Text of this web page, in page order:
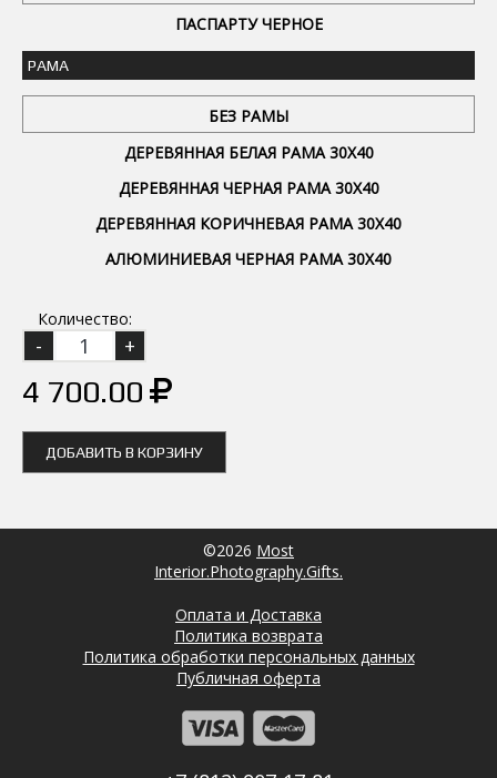
ПАСПАРТУ ЧЕРНОЕ
РАМА
БЕЗ РАМЫ
ДЕРЕВЯННАЯ БЕЛАЯ РАМА 30Х40
ДЕРЕВЯННАЯ ЧЕРНАЯ РАМА 30Х40
ДЕРЕВЯННАЯ КОРИЧНЕВАЯ РАМА 30Х40
АЛЮМИНИЕВАЯ ЧЕРНАЯ РАМА 30Х40
Количество:
4 700.00
ДОБАВИТЬ В КОРЗИНУ
©2026 Most
Interior.Photography.Gifts.
Оплата и Доставка
Политика возврата
Политика обработки персональных данных
Публичная оферта